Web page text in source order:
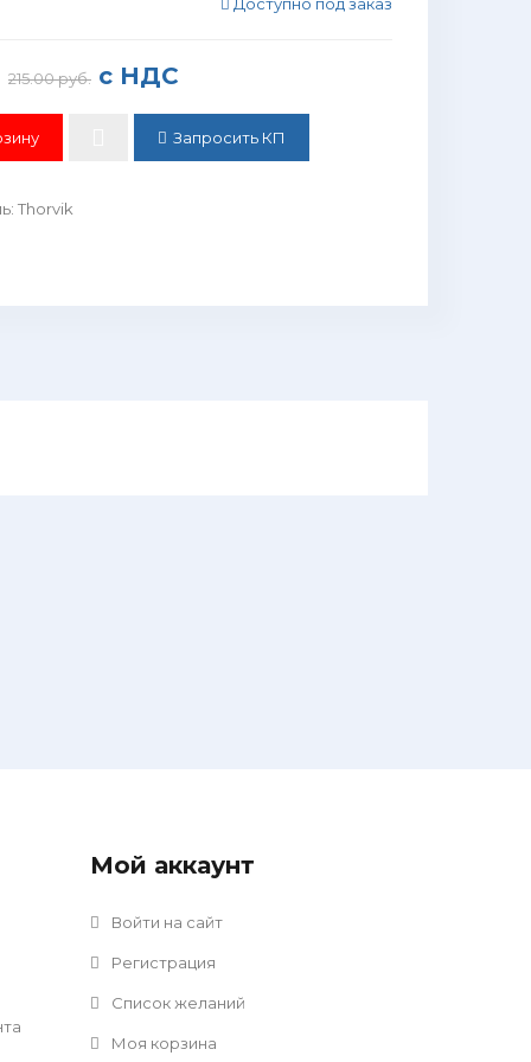
215.00 руб. с НДС
Запросить КП
: Thorvik
Мой аккаунт
Войти на сайт
Регистрация
Список желаний
Моя корзина